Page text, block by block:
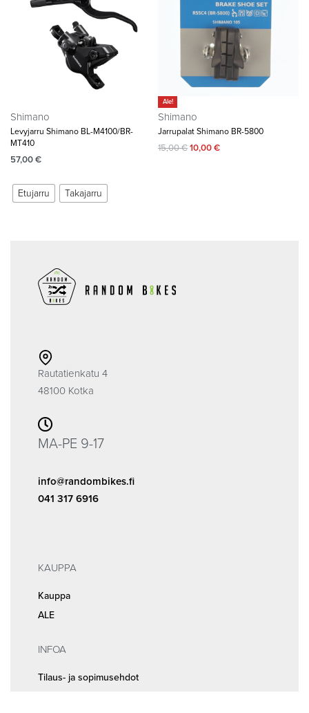
Shimano
Levyjarru Shimano BL-M4100/BR-
MT410
57,00€
Etujarru Takajarru
Ale!
Shimano
Jarrupalat Shimano BR-5800
15,00€10,00€
Rautatienkatu 4
48100 Kotka
MA-PE 9-17
info@randombikes.fi
041 317 6916
KAUPPA
Kauppa
ALE
INFOA
Tilaus- ja sopimusehdot